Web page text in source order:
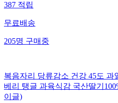
387 적립
무료배송
205명 구매중
복음자리 당류감소 건강 45도 과
베리 탱글 과육식감 국산딸기
이글)